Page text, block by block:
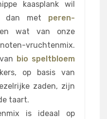
kaasplank wil
dan met peren-
wat van onze
vruchtenmix.
bio speltbloem
op basis van
zaden, zijn
taart.
is ideaal op